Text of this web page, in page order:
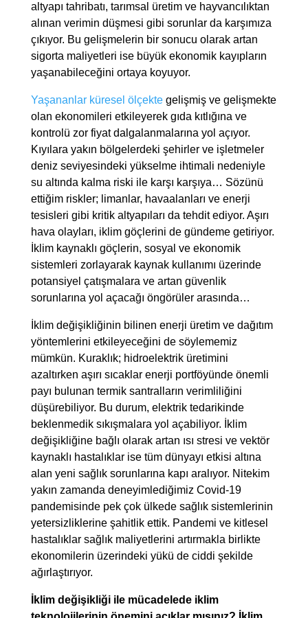
altyapı tahribatı, tarımsal üretim ve hayvancılıktan
alınan verimin düşmesi gibi sorunlar da karşımıza
çıkıyor. Bu gelişmelerin bir sonucu olarak artan
sigorta maliyetleri ise büyük ekonomik kayıpların
yaşanabileceğini ortaya koyuyor.
Yaşananlar küresel ölçekte gelişmiş ve gelişmekte
olan ekonomileri etkileyerek gıda kıtlığına ve
kontrolü zor fiyat dalgalanmalarına yol açıyor.
Kıyılara yakın bölgelerdeki şehirler ve işletmeler
deniz seviyesindeki yükselme ihtimali nedeniyle
su altında kalma riski ile karşı karşıya… Sözünü
ettiğim riskler; limanlar, havaalanları ve enerji
tesisleri gibi kritik altyapıları da tehdit ediyor. Aşırı
hava olayları, iklim göçlerini de gündeme getiriyor.
İklim kaynaklı göçlerin, sosyal ve ekonomik
sistemleri zorlayarak kaynak kullanımı üzerinde
potansiyel çatışmalara ve artan güvenlik
sorunlarına yol açacağı öngörüler arasında…
İklim değişikliğinin bilinen enerji üretim ve dağıtım
yöntemlerini etkileyeceğini de söylememiz
mümkün. Kuraklık; hidroelektrik üretimini
azaltırken aşırı sıcaklar enerji portföyünde önemli
payı bulunan termik santralların verimliliğini
düşürebiliyor. Bu durum, elektrik tedarikinde
beklenmedik sıkışmalara yol açabiliyor. İklim
değişikliğine bağlı olarak artan ısı stresi ve vektör
kaynaklı hastalıklar ise tüm dünyayı etkisi altına
alan yeni sağlık sorunlarına kapı aralıyor. Nitekim
yakın zamanda deneyimlediğimiz Covid-19
pandemisinde pek çok ülkede sağlık sistemlerinin
yetersizliklerine şahitlik ettik. Pandemi ve kitlesel
hastalıklar sağlık maliyetlerini artırmakla birlikte
ekonomilerin üzerindeki yükü de ciddi şekilde
ağırlaştırıyor.
İklim değişikliği ile mücadelede iklim